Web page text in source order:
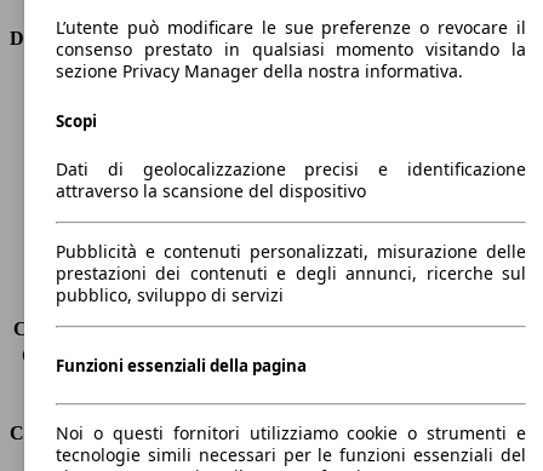
Dimensioni
Lunghezza
Passo
2700 mm
Peso massimo
1910 kg
Carico massimo
-
Porte
5
Sedili
5
Carico sul tetto
-
Capacità di traino (senza freni) -
Capacità di traino (con freni)
392 - 1354 l
Consumi
L’utente può modificare le sue preferenze o revocare il
consenso prestato in qualsiasi momento visitando la
sezione Privacy Manager della nostra informativa.
Scopi
Dati di geolocalizzazione precisi e identificazione
attraverso la scansione del dispositivo
Pubblicità e contenuti personalizzati, misurazione delle
prestazioni dei contenuti e degli annunci, ricerche sul
pubblico, sviluppo di servizi
Funzioni essenziali della pagina
Noi o questi fornitori utilizziamo cookie o strumenti e
tecnologie simili necessari per le funzioni essenziali del